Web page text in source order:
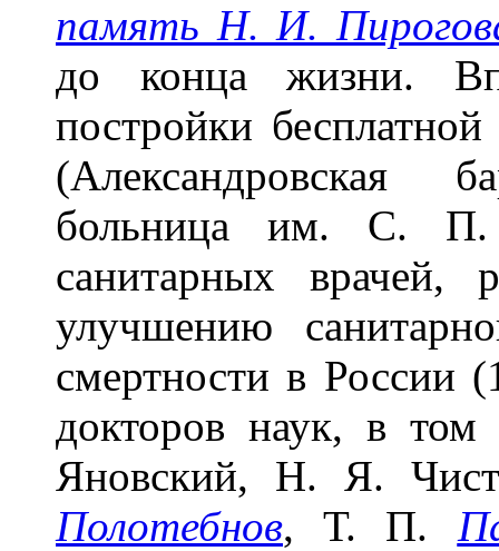
память Н. И.
до конца жизни.
постройки
(Александровская
больница им. С. П.
санитарных врачей,
улучшению
смертности в России
докторов наук, в
Яновский, Н. Я.
Полотебнов, Т. П.